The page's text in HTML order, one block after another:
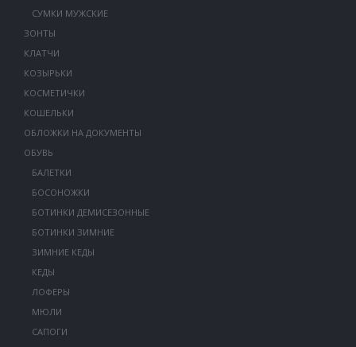
СУМКИ МУЖСКИЕ
ЗОНТЫ
КЛАТЧИ
КОЗЫРЬКИ
КОСМЕТИЧКИ
КОШЕЛЬКИ
ОБЛОЖКИ НА ДОКУМЕНТЫ
ОБУВЬ
БАЛЕТКИ
БОСОНОЖКИ
БОТИНКИ ДЕМИСЕЗОННЫЕ
БОТИНКИ ЗИМНИЕ
ЗИМНИЕ КЕДЫ
КЕДЫ
ЛОФЕРЫ
МЮЛИ
САПОГИ